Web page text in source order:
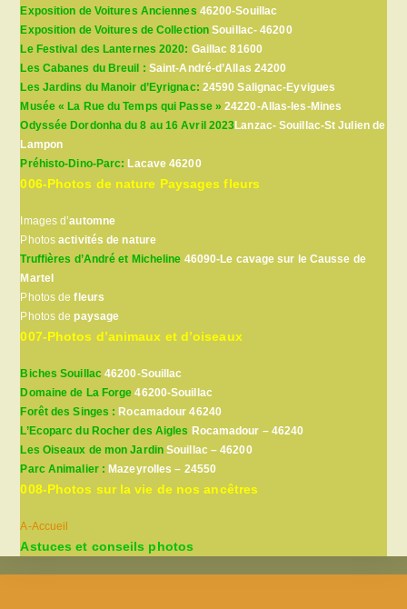
Exposition de Voitures Anciennes 46200-Souillac
Exposition de Voitures de Collection Souillac- 46200
Le Festival des Lanternes 2020: Gaillac 81600
Les Cabanes du Breuil : Saint-André-d’Allas 24200
Les Jardins du Manoir d’Eyrignac: 24590 Salignac-Eyvigues
Musée « La Rue du Temps qui Passe » 24220-Allas-les-Mines
Odyssée Dordonha du 8 au 16 Avril 2023Lanzac- Souillac-St Julien de
Lampon
Préhisto-Dino-Parc:Lacave 46200
006-Photos de nature Paysages fleurs
Images d’automne
Photosactivités de nature
Truffières d’André et Micheline 46090-Le cavage sur le Causse de
Martel
Photos defleurs
Photos depaysage
007-Photos d’animaux et d’oiseaux
Biches Souillac46200-Souillac
Domaine de La Forge 46200-Souillac
Forêt des Singes :Rocamadour 46240
L’Ecoparc du Rocher des Aigles Rocamadour – 46240
Les Oiseaux de mon JardinSouillac – 46200
Parc Animalier : Mazeyrolles – 24550
008-Photos sur la vie de nos ancêtres
A-Accueil
Astuces et conseils photos